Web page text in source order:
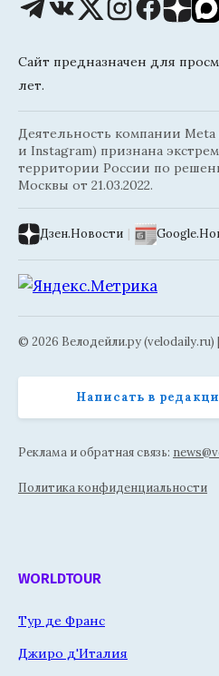
Сайт предназначен для
лет.
Деятельность компании Meta
и Instagram) признана
территории России по
Москвы от 21.03.2022.
Дзен.Новости |
© 2026 Велодейли.ру (velodaily.ru) |
Написать в
Реклама и обратная связь:
Политика конфиденциальности
WORLDTOUR
Тур де Франс
Джиро д'Италия